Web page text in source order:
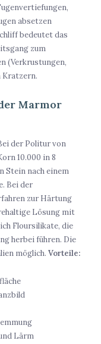
absetzen
bedeutet das
zum
(Verkrustungen,
Kratzern.
Marmor
der Politur von
10.000 in 8
Stein nach einem
Bei der
zur Härtung
Lösung mit
Floursilikate, die
herbei führen. Die
möglich. Vorteile:
Lärm